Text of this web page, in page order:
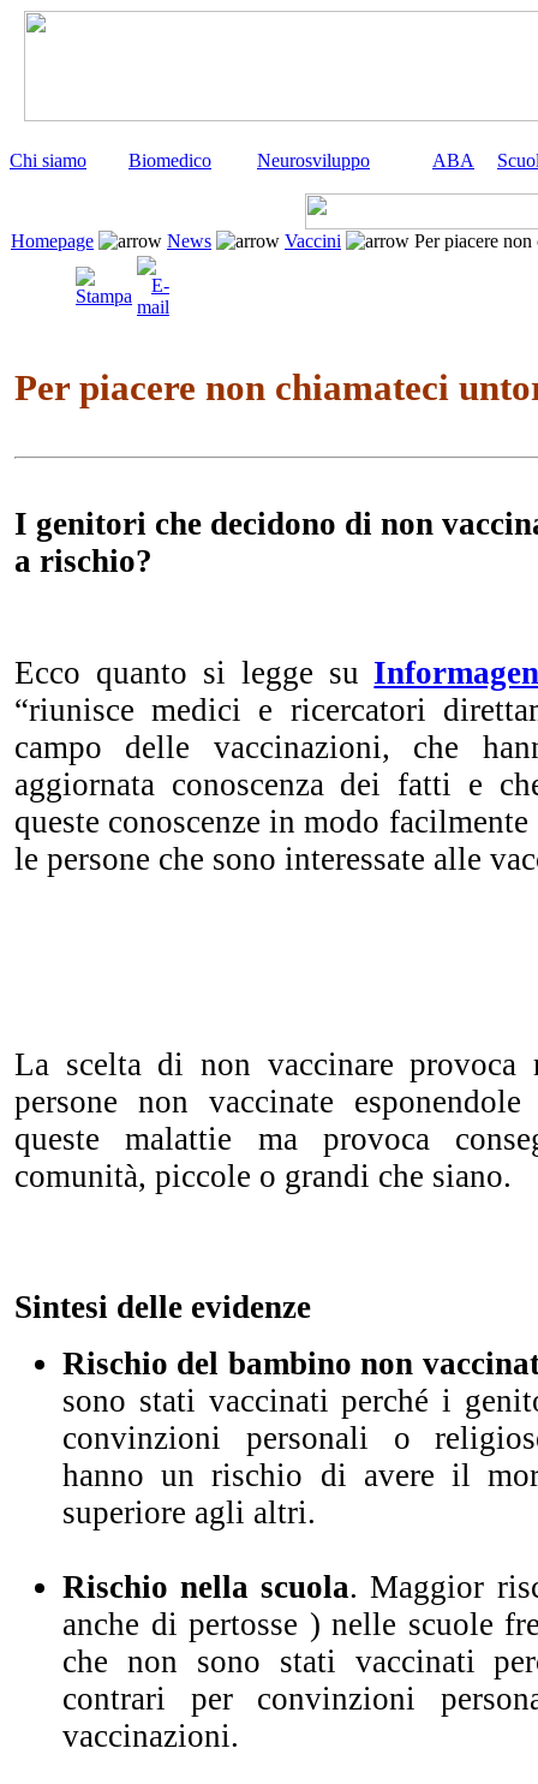
Chi siamo Biomedico Neurosviluppo ABA
Homepage News Vaccini Per piacere
Per piacere non chiamateci
I genitori che decidono di non
a rischio?
Ecco quanto si legge su
“riunisce medici e ricercatori
campo delle vaccinazioni, che
aggiornata conoscenza dei fatti e
queste conoscenze in modo
le persone che sono interessate alle
La scelta di non vaccinare
persone non vaccinate
queste malattie ma provoca
comunità, piccole o grandi che siano.
Sintesi delle evidenze
Rischio del bambino non
sono stati vaccinati perché i
convinzioni personali o
hanno un rischio di avere il
superiore agli altri.
Rischio nella scuola. Maggior
anche di pertosse ) nelle scuole
che non sono stati vaccinati
contrari per convinzioni
vaccinazioni.